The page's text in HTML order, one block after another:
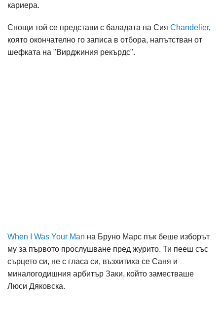
кариера.
Снощи той се представи с баладата на Сия Chandelier,
която окончателно го записа в отбора, напътстван от
шефката на "Вирджиния рекърдс".
When I Was Your Man на Бруно Марс пък беше изборът
му за първото прослушване пред журито. Ти пееш със
сърцето си, не с гласа си, възхитиха се Саня и
миналогодишния арбитър Заки, който заместваше
Люси Дяковска.